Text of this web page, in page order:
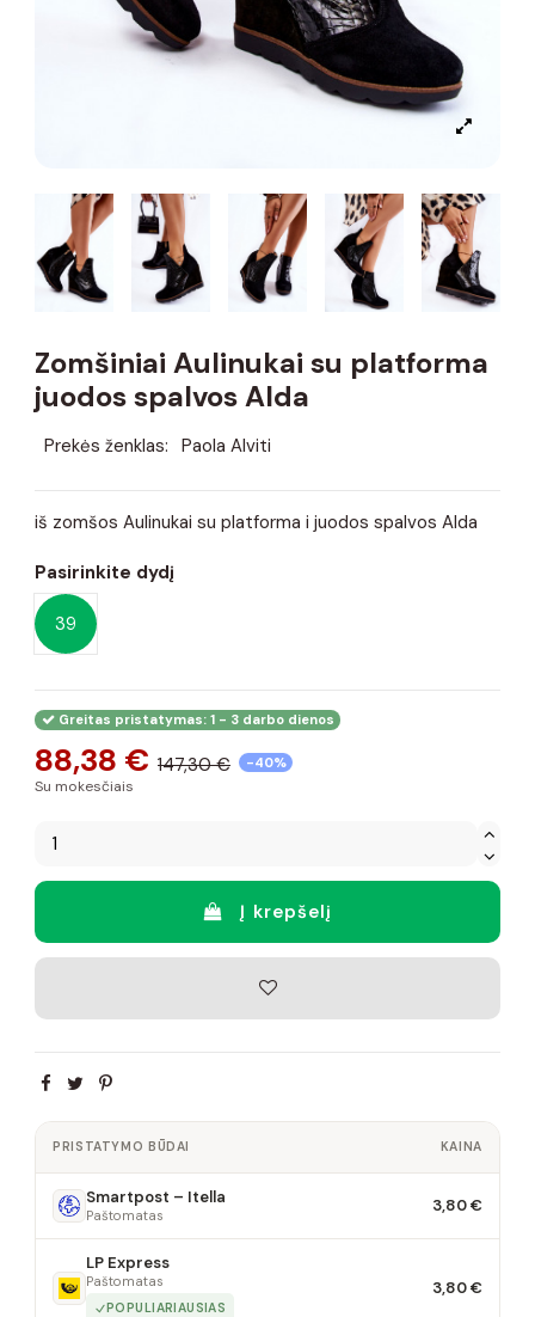
Zomšiniai Aulinukai su platforma
juodos spalvos Alda
Prekės ženklas: Paola Alviti
iš zomšos Aulinukai su platforma i juodos spalvos Alda
Pasirinkite dydį
39
Greitas pristatymas: 1 - 3 darbo dienos
88,38 € 147,30 € -40%
Su mokesčiais
Į krepšelį
PRISTATYMO BŪDAI KAINA
Smartpost – Itella
Paštomatas 3,80 €
LP Express
Paštomatas
POPULIARIAUSIAS
3,80 €